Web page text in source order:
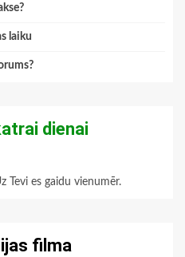
laiku
dienai
Tevi es gaidu vienumēr.
filma